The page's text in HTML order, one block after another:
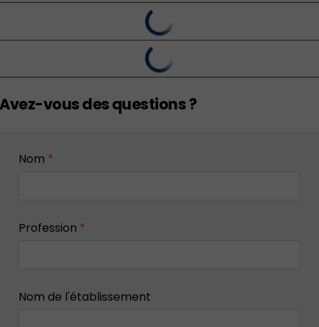
Avez-vous des questions ?
Nom *
Profession *
Nom de l'établissement